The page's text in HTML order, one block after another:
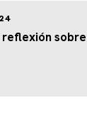
reflexión